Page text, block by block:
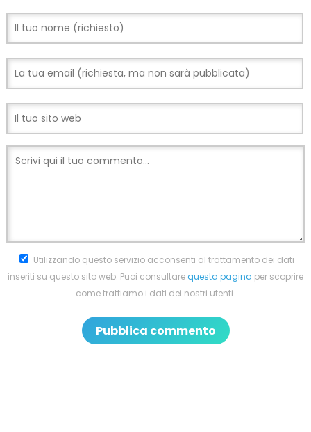
Utilizzando questo servizio acconsenti al trattamento dei dati
inseriti su questo sito web. Puoi consultarequesta pagina per scoprire
come trattiamo i dati dei nostri utenti.